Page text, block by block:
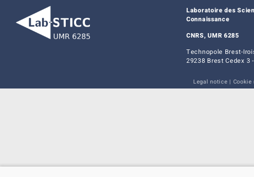
Laboratoire des
Connaissance
CNRS, UMR 6285
Technopole Brest-
29238 Brest Cedex 3
Legal notice | Cookie